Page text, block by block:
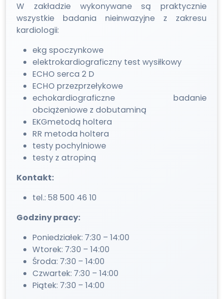
W zakładzie wykonywane są praktycznie
wszystkie badania nieinwazyjne z zakresu
kardiologii:
ekg spoczynkowe
elektrokardiograficzny test wysiłkowy
ECHO serca 2 D
ECHO przezprzełykowe
echokardiograficzne badanie
obciążeniowe z dobutaminą
EKGmetodą holtera
RR metoda holtera
testy pochylniowe
testy z atropiną
Kontakt:
tel.: 58 500 46 10
Godziny pracy:
Poniedziałek: 7:30 – 14:00
Wtorek: 7:30 – 14:00
Środa: 7:30 – 14:00
Czwartek: 7:30 – 14:00
Piątek: 7:30 – 14:00